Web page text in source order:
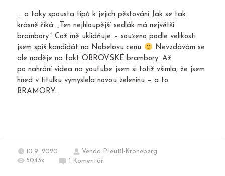
… a taky spousta tipů k jejich pěstování Jak se tak
krásně říká: „Ten nejhloupější sedlák má největší
brambory.“ Což mě uklidňuje – souzeno podle velikosti
jsem spíš kandidát na Nobelovu cenu
Nevzdávám se
ale naděje na fakt OBROVSKÉ brambory. Až
po nahrání videa na youtube jsem si totiž všimla, že jsem
hned v titulku vymyslela novou zeleninu – a to
BRAMORY...
10.9. 2020
Venda Preußl-Kroneberg
5043x
Komentář